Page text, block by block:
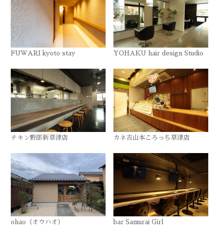
FUWARI kyoto stay YOHAKU hair design Studio
チキン野郎新草津店 カネ吉山本ころっち草津店
ohao（オウハオ） bar Samurai Girl